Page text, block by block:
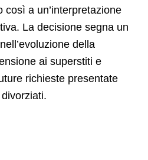
così a un’interpretazione
La decisione segna un
della
ai superstiti e
richieste presentate